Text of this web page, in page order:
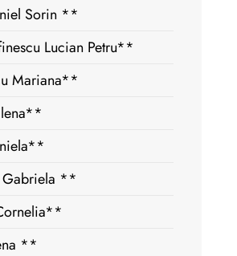
Sorin **
Lucian Petru**
Mariana**
Gabriela **
**